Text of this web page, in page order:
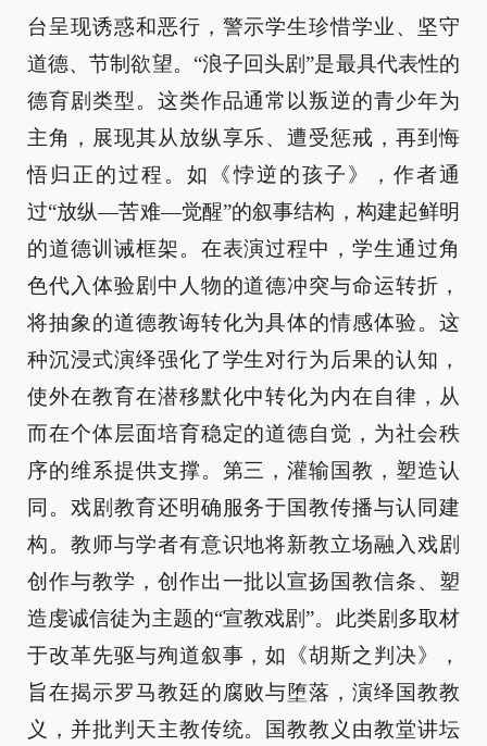
台呈现诱惑和恶行，警示学生珍惜学业、坚守
道德、节制欲望。“浪子回头剧”是最具代表性的
德育剧类型。这类作品通常以叛逆的青少年为
主角，展现其从放纵享乐、遭受惩戒，再到悔
悟归正的过程。如《悖逆的孩子》，作者通
过“放纵—苦难—觉醒”的叙事结构，构建起鲜明
的道德训诫框架。在表演过程中，学生通过角
色代入体验剧中人物的道德冲突与命运转折，
将抽象的道德教诲转化为具体的情感体验。这
种沉浸式演绎强化了学生对行为后果的认知，
使外在教育在潜移默化中转化为内在自律，从
而在个体层面培育稳定的道德自觉，为社会秩
序的维系提供支撑。第三，灌输国教，塑造认
同。戏剧教育还明确服务于国教传播与认同建
构。教师与学者有意识地将新教立场融入戏剧
创作与教学，创作出一批以宣扬国教信条、塑
造虔诚信徒为主题的“宣教戏剧”。此类剧多取材
于改革先驱与殉道叙事，如《胡斯之判决》，
旨在揭示罗马教廷的腐败与堕落，演绎国教教
义，并批判天主教传统。国教教义由教堂讲坛